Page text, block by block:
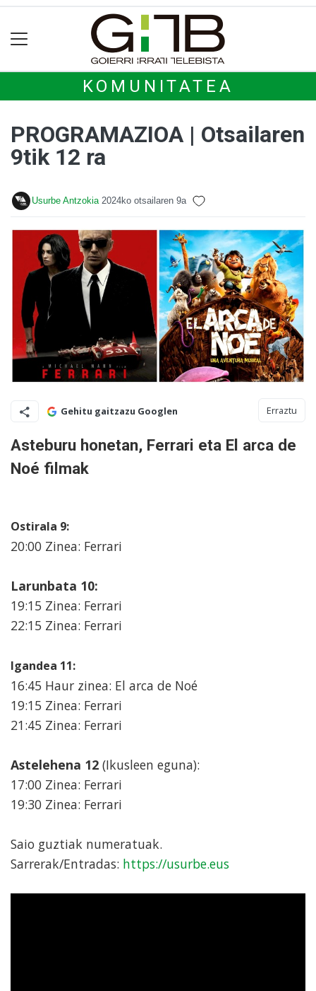
KOMUNITATEA
PROGRAMAZIOA | Otsailaren
9tik 12 ra
Usurbe Antzokia 2024ko otsailaren 9a
Gehitu gaitzazu Googlen Erraztu
Asteburu honetan, Ferrari eta El arca de
Noé filmak
Ostirala 9:
20:00 Zinea: Ferrari
Larunbata 10:
19:15 Zinea: Ferrari
22:15 Zinea: Ferrari
Igandea 11:
16:45 Haur zinea: El arca de Noé
19:15 Zinea: Ferrari
21:45 Zinea: Ferrari
Astelehena 12 (Ikusleen eguna):
17:00 Zinea: Ferrari
19:30 Zinea: Ferrari
Saio guztiak numeratuak.
Sarrerak/Entradas: https://usurbe.eus